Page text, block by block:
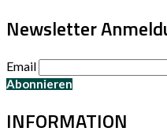
Newsletter
Email
INFORMATION